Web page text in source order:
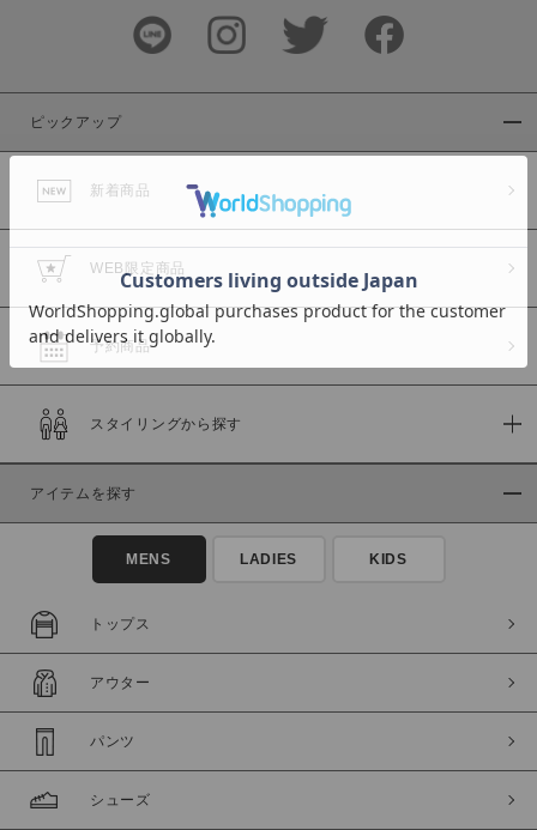
カラー
商品タイプ
通常商品
セール価格
在庫
在庫あり
ピックアップ
新着商品
WEB限定商品
予約商品
スタイリングから探す
アイテムを探す
MENS LADIES KIDS
トップス
アウター
パンツ
シューズ